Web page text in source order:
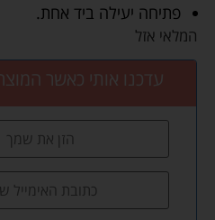
פתיחה יעילה ביד אחת.
המלאי אזל
עדכנו אותי כאשר